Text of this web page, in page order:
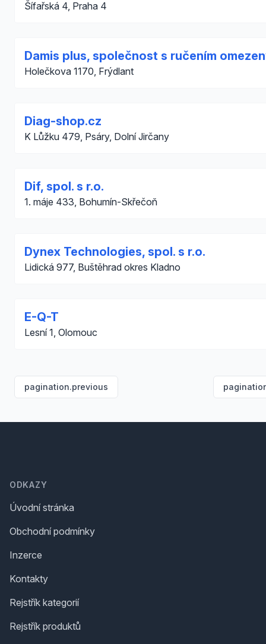
Šífařská 4, Praha 4
Damis plus, společnost s ručením
Holečkova 1170, Frýdlant
Diag-shop.cz
K Lůžku 479, Psáry, Dolní Jirčany
Dif, spol. s r.o.
1. máje 433, Bohumín-Skřečoň
Dynex Technologies, spol. s r.o.
Lidická 977, Buštěhrad okres Kladno
E-Q-T
Lesní 1, Olomouc
pagination.previous
ODKAZY
Úvodní stránka
Obchodní podmínky
Inzerce
Kontakty
Rejstřík kategorií
Rejstřík produktů